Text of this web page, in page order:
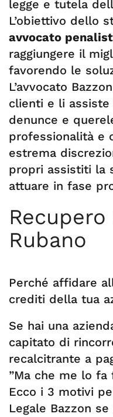
legge e tutela
L’obiettivo dello
avvocato
raggiungere il
favorendo le
L’avvocato
clienti e li
denunce e
professionalità e
estrema
propri assistiti la
attuare in fase
Rubano
Perché affidare
crediti della tua
Se hai una
capitato di
recalcitrante a
”Ma che me lo fa
Ecco i 3 motivi
Legale Bazzon